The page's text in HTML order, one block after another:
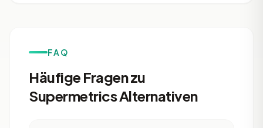
FAQ
Häufige Fragen zu
Supermetrics Alternativen